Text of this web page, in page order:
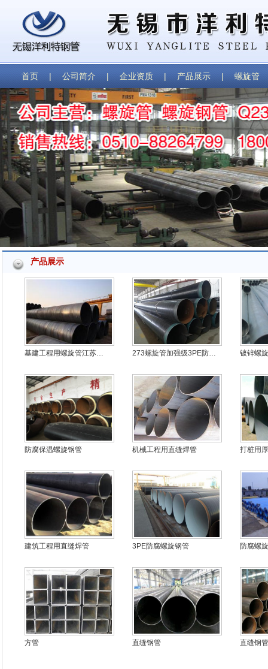
首页 | 公司简介 | 企业资质 | 产品展示 | 螺旋管
产品展示
基建工程用螺旋管江苏… 273螺旋管加强级3PE防… 镀锌螺
防腐保温螺旋钢管 机械工程用直缝焊管 打桩用
建筑工程用直缝焊管 3PE防腐螺旋钢管 防腐螺
方管 直缝钢管 直缝钢管